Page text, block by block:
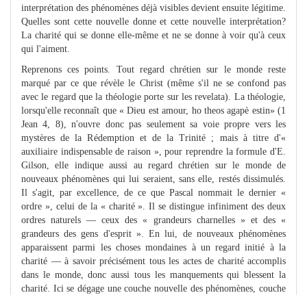
interprétation des phénomènes déjà visibles devient ensuite légitime.
Quelles sont cette nouvelle donne et cette nouvelle interprétation?
La charité qui se donne elle-même et ne se donne à voir qu'à ceux
qui l'aiment.
Reprenons ces points. Tout regard chrétien sur le monde reste
marqué par ce que révèle le Christ (même s'il ne se confond pas
avec le regard que la théologie porte sur les revelata). La théologie,
lorsqu'elle reconnaît que « Dieu est amour, ho theos agapè estin» (1
Jean 4, 8), n'ouvre donc pas seulement sa voie propre vers les
mystères de la Rédemption et de la Trinité ; mais à titre d'«
auxiliaire indispensable de raison », pour reprendre la formule d'E.
Gilson, elle indique aussi au regard chrétien sur le monde de
nouveaux phénomènes qui lui seraient, sans elle, restés dissimulés.
Il s'agit, par excellence, de ce que Pascal nommait le dernier «
ordre », celui de la « charité ». Il se distingue infiniment des deux
ordres naturels — ceux des « grandeurs charnelles » et des «
grandeurs des gens d'esprit ». En lui, de nouveaux phénomènes
apparaissent parmi les choses mondaines à un regard initié à la
charité — à savoir précisément tous les actes de charité accomplis
dans le monde, donc aussi tous les manquements qui blessent la
charité. Ici se dégage une couche nouvelle des phénomènes, couche